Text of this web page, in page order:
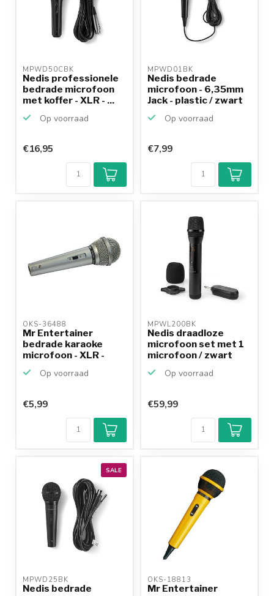
MPWD50CBK
Nedis professionele
bedrade microfoon
met koffer - XLR - ...
Op voorraad
€16,95
MPWD01BK
Nedis bedrade
microfoon - 6,35mm
Jack - plastic / zwart
Op voorraad
€7,99
OKS-36488
Mr Entertainer
bedrade karaoke
microfoon - XLR -
Op voorraad
€5,99
MPWL200BK
Nedis draadloze
microfoon set met 1
microfoon / zwart
Op voorraad
€59,99
SALE
MPWD25BK
Nedis bedrade
OKS-18813
Mr Entertainer